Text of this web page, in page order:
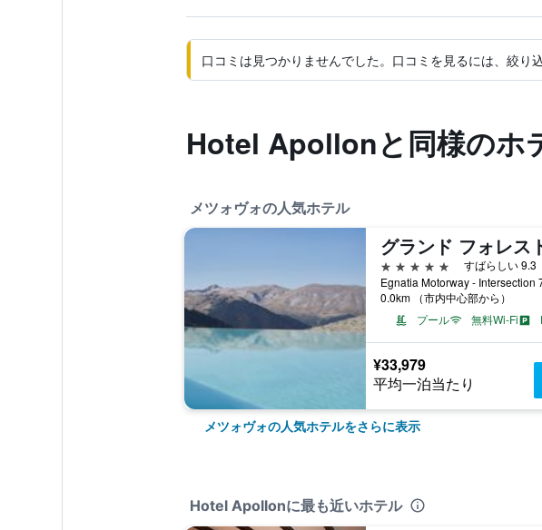
口コミは見つかりませんでした。口コミを見るには、絞り
Hotel Apollonと同様のホ
メツォヴォの人気ホテル
5つ星
すばらしい 9.3
0.0km （市内中心部から）
プール
無料Wi-Fi
¥33,979
平均一泊当たり
メツォヴォの人気ホテルをさらに表示
Hotel Apollonに最も近いホテル